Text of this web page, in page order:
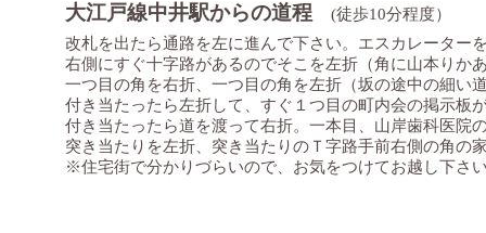
大江戸線中井駅からの道程
(徒歩10分程度）
改札を出たら通路を左に進んで下さい。エスカレーター
右側にすぐ十字路があるのでそこを左折（角に山本りか
一つ目の角を右折、一つ目の角を左折（坂の途中の細い
付き当たったら左折して、すぐ１つ目の町内会の掲示板
付き当たったら道を渡って右折。一本目、山岸歯科医院
突き当たりを左折、突き当たりのＴ字路手前右側の角の
※住宅街で分かりづらいので、お気をつけてお越し下さ